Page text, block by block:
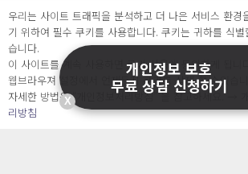
○ 개인정보보호 컴플라이언스를 선도하겠습니다.
○ 정보주체의 권리를 보장하겠습니다.
○ 기업의 개인정보보호를 위한 효율적 관리를 보장하겠습
Copyright Ⓒ
2026 O.NE PEOPLE Co., Ltd. All rights reserved.
우리는 사이트 트래픽을 분석하고 더 나은 서비스 환경
기 위하여 필수 쿠키를 사용합니다. 쿠키는 귀하를 식별
습니다.
이 사이트를 계속 사용하면 쿠키 사용에 동의하게 됩니
웹브라우져 설정에서 언제든지 쿠키를 삭제 할 수있습니
자세한 방법은 “개인정보처리방침” 을 참고하세요. →
리방침
X
개인정보 보호
무료 상담 신청하기